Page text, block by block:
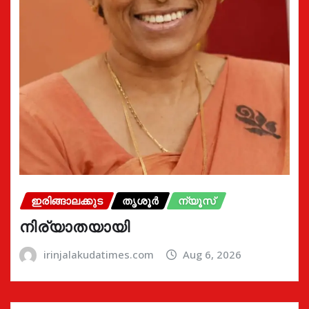
ഇരിങ്ങാലക്കുട തൃശൂർ ന്യൂസ്
നിര്യാതയായി
irinjalakudatimes.com Aug 6, 2026